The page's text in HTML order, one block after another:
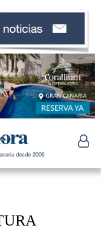
desde 2006